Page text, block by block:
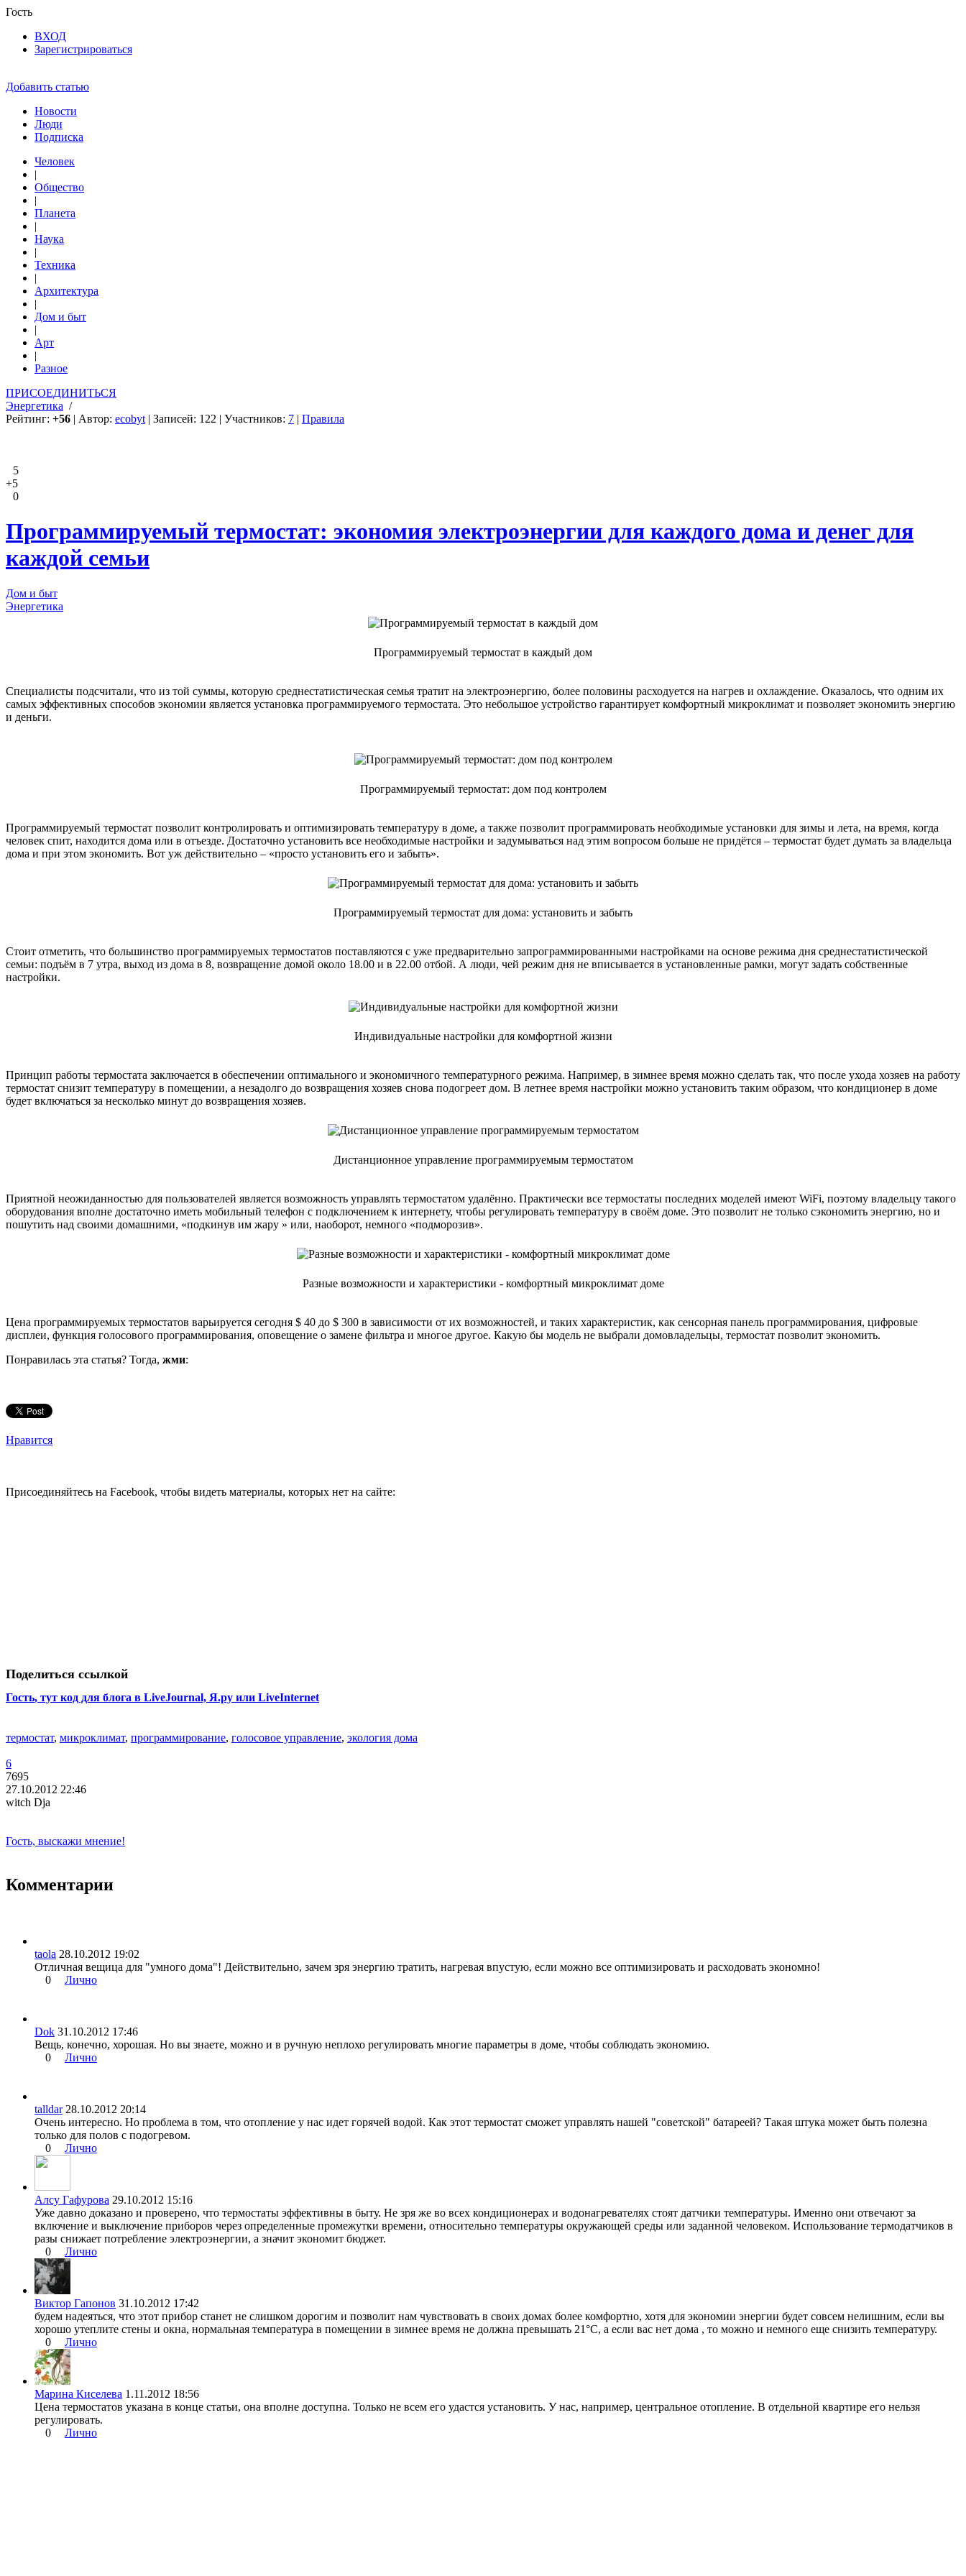
Гость
ВХОД
Зарегистрироваться
Добавить статью
Новости
Люди
Подписка
Человек
|
Общество
|
Планета
|
Наука
|
Техника
|
Архитектура
|
Дом и быт
|
Арт
|
Разное
ПРИСОЕДИНИТЬСЯ
Энергетика /
Рейтинг: +56 | Автор: ecobyt | Записей: 122 | Участников: 7 | Правила
5
+5
0
Программируемый термостат: экономия электроэнергии для каждого дома и денег для
каждой семьи
Дом и быт
Энергетика
Программируемый термостат в каждый дом
Специалисты подсчитали, что из той суммы, которую среднестатистическая семья тратит на электроэнергию, более половины расходуется на нагрев и охлаждение. Оказалось, что одним их
самых эффективных способов экономии является установка программируемого термостата. Это небольшое устройство гарантирует комфортный микроклимат и позволяет экономить энергию
и деньги.
Программируемый термостат: дом под контролем
Программируемый термостат позволит контролировать и оптимизировать температуру в доме, а также позволит программировать необходимые установки для зимы и лета, на время, когда
человек спит, находится дома или в отъезде. Достаточно установить все необходимые настройки и задумываться над этим вопросом больше не придётся – термостат будет думать за владельца
дома и при этом экономить. Вот уж действительно – «просто установить его и забыть».
Программируемый термостат для дома: установить и забыть
Стоит отметить, что большинство программируемых термостатов поставляются с уже предварительно запрограммированными настройками на основе режима дня среднестатистической
семьи: подъём в 7 утра, выход из дома в 8, возвращение домой около 18.00 и в 22.00 отбой. А люди, чей режим дня не вписывается в установленные рамки, могут задать собственные
настройки.
Индивидуальные настройки для комфортной жизни
Принцип работы термостата заключается в обеспечении оптимального и экономичного температурного режима. Например, в зимнее время можно сделать так, что после ухода хозяев на работу
термостат снизит температуру в помещении, а незадолго до возвращения хозяев снова подогреет дом. В летнее время настройки можно установить таким образом, что кондиционер в доме
будет включаться за несколько минут до возвращения хозяев.
Дистанционное управление программируемым термостатом
Приятной неожиданностью для пользователей является возможность управлять термостатом удалённо. Практически все термостаты последних моделей имеют WiFi, поэтому владельцу такого
оборудования вполне достаточно иметь мобильный телефон с подключением к интернету, чтобы регулировать температуру в своём доме. Это позволит не только сэкономить энергию, но и
пошутить над своими домашними, «подкинув им жару » или, наоборот, немного «подморозив».
Разные возможности и характеристики - комфортный микроклимат доме
Цена программируемых термостатов варьируется сегодня $ 40 до $ 300 в зависимости от их возможностей, и таких характеристик, как сенсорная панель программирования, цифровые
дисплеи, функция голосового программирования, оповещение о замене фильтра и многое другое. Какую бы модель не выбрали домовладельцы, термостат позволит экономить.
Понравилась эта статья? Тогда, жми:
Нравится
Присоединяйтесь на Facebook, чтобы видеть материалы, которых нет на сайте:
Поделиться ссылкой
Гость, тут код для блога в LiveJournal, Я.ру или LiveInternet
термостат, микроклимат, программирование, голосовое управление, экология дома
6
7695
27.10.2012 22:46
witch Dja
Гость, выскажи мнение!
Комментарии
taola 28.10.2012 19:02
Отличная вещица для "умного дома"! Действительно, зачем зря энергию тратить, нагревая впустую, если можно все оптимизировать и расходовать экономно!
0
Лично
Dok 31.10.2012 17:46
Вещь, конечно, хорошая. Но вы знаете, можно и в ручную неплохо регулировать многие параметры в доме, чтобы соблюдать экономию.
0
Лично
talldar 28.10.2012 20:14
Очень интересно. Но проблема в том, что отопление у нас идет горячей водой. Как этот термостат сможет управлять нашей "советской" батареей? Такая штука может быть полезна
только для полов с подогревом.
0
Лично
Алсу Гафурова 29.10.2012 15:16
Уже давно доказано и проверено, что термостаты эффективны в быту. Не зря же во всех кондиционерах и водонагревателях стоят датчики температуры. Именно они отвечают за
включение и выключение приборов через определенные промежутки времени, относительно температуры окружающей среды или заданной человеком. Использование термодатчиков в
разы снижает потребление электроэнергии, а значит экономит бюджет.
0
Лично
Виктор Гапонов 31.10.2012 17:42
будем надеяться, что этот прибор станет не слишком дорогим и позволит нам чувствовать в своих домах более комфортно, хотя для экономии энергии будет совсем нелишним, если вы
хорошо утеплите стены и окна, нормальная температура в помещении в зимнее время не должна превышать 21°С, а если вас нет дома , то можно и немного еще снизить температуру.
0
Лично
Марина Киселева 1.11.2012 18:56
Цена термостатов указана в конце статьи, она вполне доступна. Только не всем его удастся установить. У нас, например, центральное отопление. В отдельной квартире его нельзя
регулировать.
0
Лично